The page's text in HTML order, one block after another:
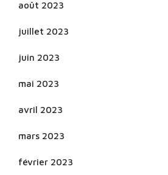
août 2023
juillet 2023
juin 2023
mai 2023
avril 2023
mars 2023
février 2023